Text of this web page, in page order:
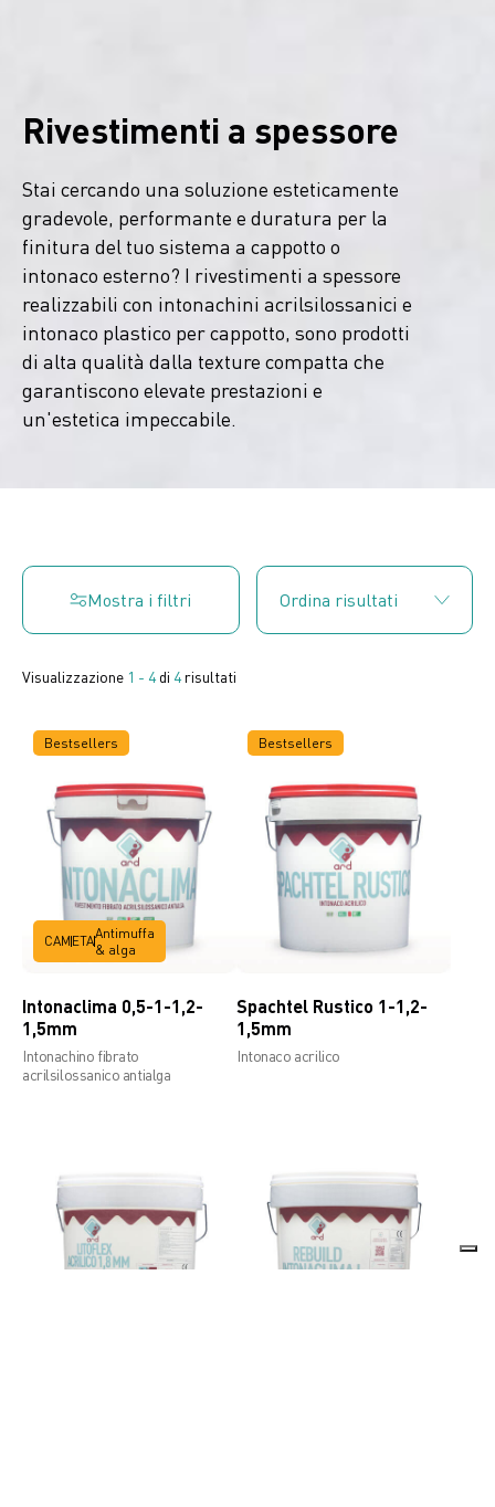
Rivestimenti a spessore
Stai cercando una soluzione esteticamente
gradevole, performante e duratura per la
finitura del tuo sistema a cappotto o
intonaco esterno? I rivestimenti a spessore
realizzabili con intonachini acrilsilossanici e
intonaco plastico per cappotto, sono prodotti
di alta qualità dalla texture compatta che
garantiscono elevate prestazioni e
un'estetica impeccabile.
Mostra i filtri
Visualizzazione 1 - 4di 4risultati
Bestsellers
CAM ETAAntimuffa
& alga
Intonaclima 0,5-1-1,2-
1,5mm
Intonachino fibrato
acrilsilossanico antialga
Bestsellers
Spachtel Rustico 1-1,2-
1,5mm
Intonaco acrilico